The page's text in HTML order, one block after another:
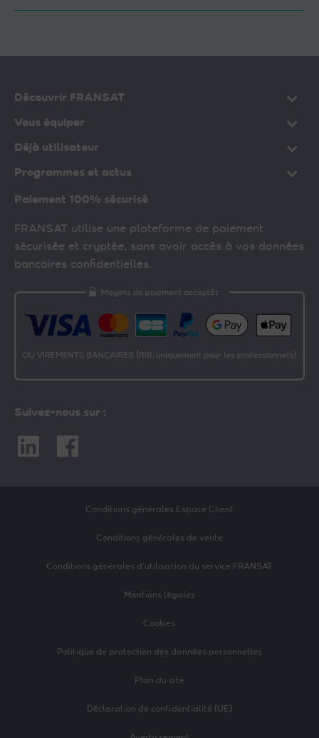
Découvrir FRANSAT
Vous équiper
Déjà utilisateur
Programmes et actus
Paiement 100% sécurisé
FRANSAT utilise une plateforme de paiement
sécurisée et cryptée, sans avoir accès à vos données
bancaires confidentielles.
Suivez-nous sur :
LinkedinFacebook
Conditions générales Espace Client
Conditions générales de vente
Conditions générales d’utilisation du service FRANSAT
Mentions légales
Cookies
Politique de protection des données personnelles
Plan du site
Déclaration de confidentialité (UE)